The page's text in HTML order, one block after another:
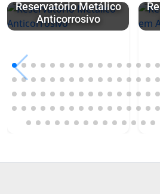
Reservatório Metálico
Anticorrosivo